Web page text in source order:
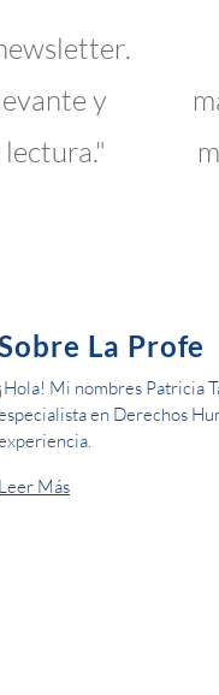
y
La Profe
¡Hola! Mi nombres Patricia
en Derechos
Leer Más